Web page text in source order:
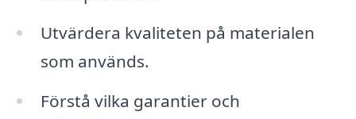
Utvärdera kvaliteten på materialen
som används.
Förstå vilka garantier och